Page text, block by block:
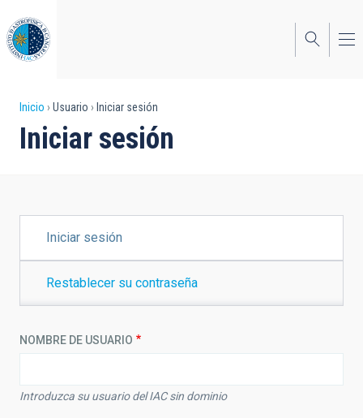
al
contenido
principal
Sobrescribir
enlaces
la
navegación
Inicio Usuario Iniciar sesión
Iniciar sesión
PRINCIPALES
Iniciar sesión
Restablecer su contraseña
NOMBRE DE USUARIO
Introduzca su usuario del IAC sin dominio